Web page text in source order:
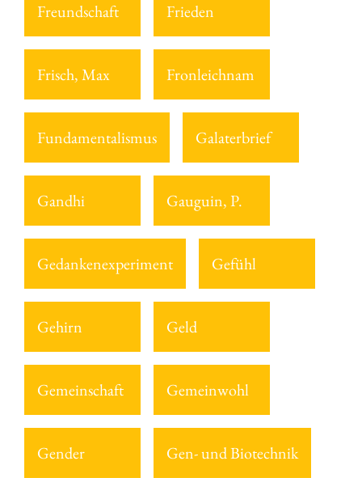
Freundschaft Frieden
Frisch, Max Fronleichnam
Fundamentalismus Galaterbrief
Gandhi Gauguin, P.
Gedankenexperiment Gefühl
Gehirn Geld
Gemeinschaft Gemeinwohl
Gender Gen- und Biotechnik